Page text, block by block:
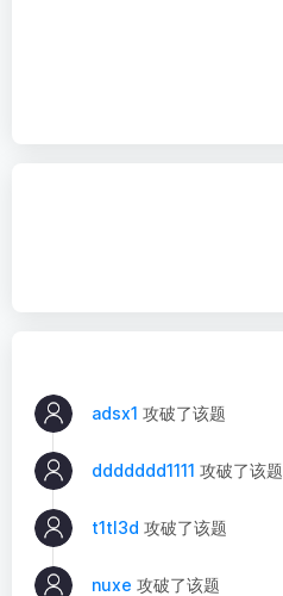
adsx1 攻破了该题
ddddddd1111 攻破了该题
t1tl3d 攻破了该题
nuxe 攻破了该题